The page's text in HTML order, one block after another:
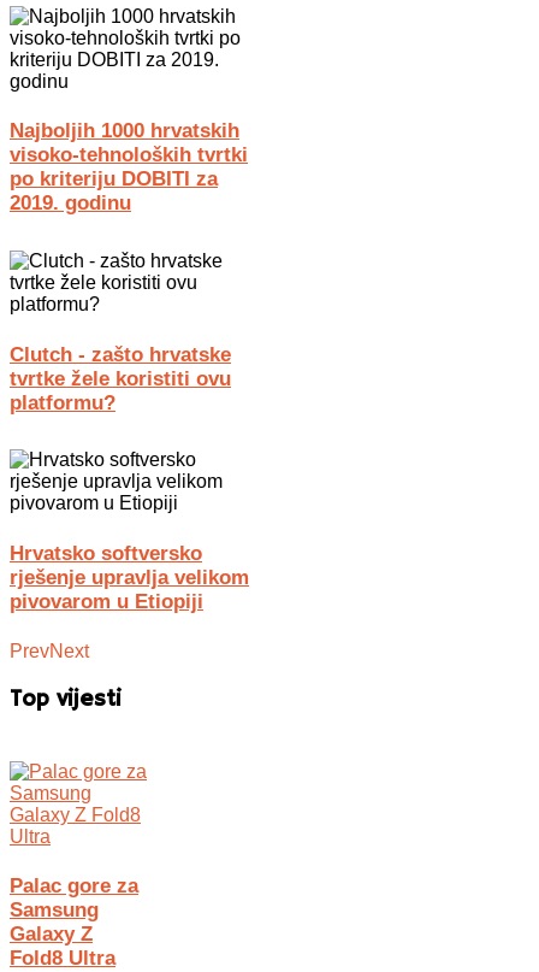
Najboljih 1000 hrvatskih
visoko-tehnoloških tvrtki
po kriteriju DOBITI za
2019. godinu
Clutch - zašto hrvatske
tvrtke žele koristiti ovu
platformu?
Hrvatsko softversko
rješenje upravlja velikom
pivovarom u Etiopiji
PrevNext
Top vijesti
Palac gore za
Samsung
Galaxy Z
Fold8 Ultra